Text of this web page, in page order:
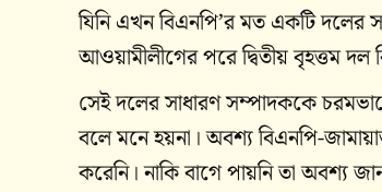
যিনি এখন বিএনপি’র মত একটি দলের
আওয়ামীলীগের পরে দ্বিতীয় বৃহত্তম দল
সেই দলের সাধারণ সম্পাদককে
বলে মনে হয়না। অবশ্য বিএনপি-
করেনি। নাকি বাগে পায়নি তা অবশ্য